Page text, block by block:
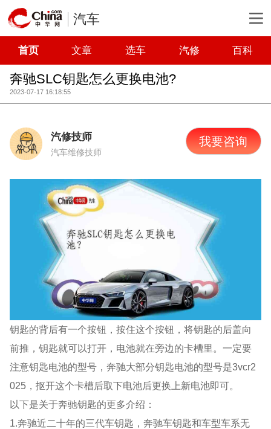
汽车
首页 文章 选车 汽修 百科
奔驰SLC钥匙怎么更换电池?
2023-07-17 16:18:55
汽修技师
汽车维修技师
我要咨询
钥匙的背后有一个按钮，按住这个按钮，将钥匙的后盖向
前推，钥匙就可以打开，电池就在旁边的卡槽里。一定要
注意钥匙电池的型号，奔驰大部分钥匙电池的型号是3vcr2
025，抠开这个卡槽后取下电池后更换上新电池即可。
以下是关于奔驰钥匙的更多介绍：
1.奔驰近二十年的三代车钥匙，奔驰车钥匙和车型车系无